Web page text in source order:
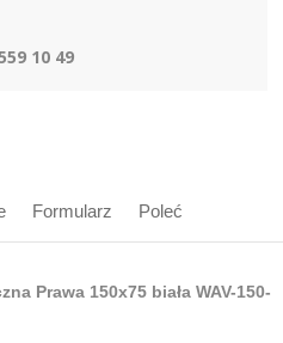
10 49
Formularz Poleć
Prawa 150x75 biała WAV-150-